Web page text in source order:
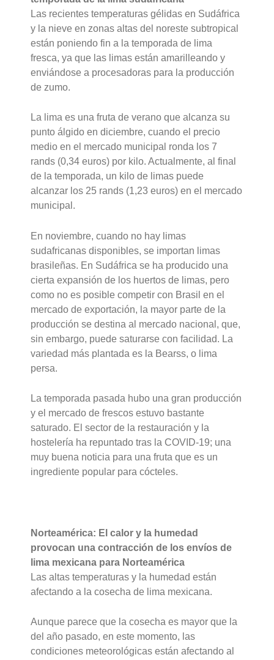
Las recientes temperaturas gélidas en Sudáfrica
y la nieve en zonas altas del noreste subtropical
están poniendo fin a la temporada de lima
fresca, ya que las limas están amarilleando y
enviándose a procesadoras para la producción
de zumo.
La lima es una fruta de verano que alcanza su
punto álgido en diciembre, cuando el precio
medio en el mercado municipal ronda los 7
rands (0,34 euros) por kilo. Actualmente, al final
de la temporada, un kilo de limas puede
alcanzar los 25 rands (1,23 euros) en el mercado
municipal.
En noviembre, cuando no hay limas
sudafricanas disponibles, se importan limas
brasileñas. En Sudáfrica se ha producido una
cierta expansión de los huertos de limas, pero
como no es posible competir con Brasil en el
mercado de exportación, la mayor parte de la
producción se destina al mercado nacional, que,
sin embargo, puede saturarse con facilidad. La
variedad más plantada es la Bearss, o lima
persa.
La temporada pasada hubo una gran producción
y el mercado de frescos estuvo bastante
saturado. El sector de la restauración y la
hostelería ha repuntado tras la COVID-19; una
muy buena noticia para una fruta que es un
ingrediente popular para cócteles.
Norteamérica: El calor y la humedad
provocan una contracción de los envíos de
lima mexicana para Norteamérica
Las altas temperaturas y la humedad están
afectando a la cosecha de lima mexicana.
Aunque parece que la cosecha es mayor que la
del año pasado, en este momento, las
condiciones meteorológicas están afectando al